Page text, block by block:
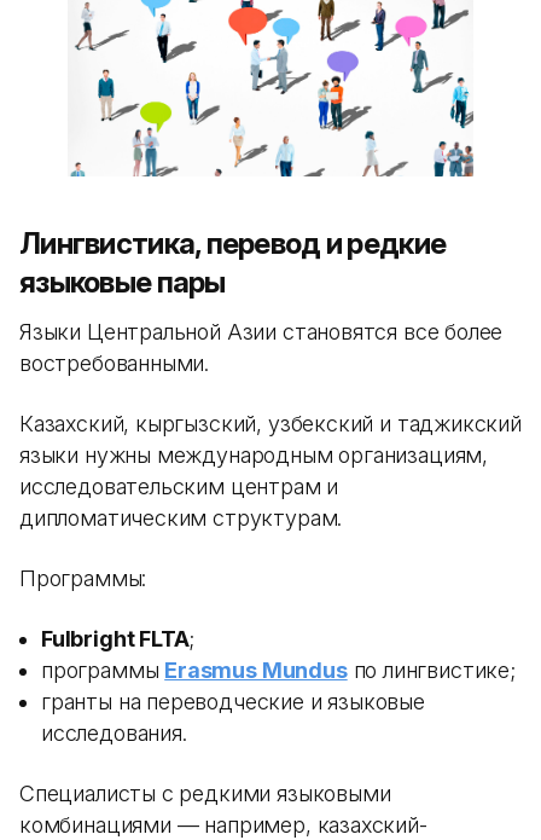
Лингвистика, перевод и редкие
языковые пары
Языки Центральной Азии становятся все более
востребованными.
Казахский, кыргызский, узбекский и таджикский
языки нужны международным организациям,
исследовательским центрам и
дипломатическим структурам.
Программы:
Fulbright FLTA;
программы Erasmus Mundusпо лингвистике;
гранты на переводческие и языковые
исследования.
Специалисты с редкими языковыми
комбинациями — например, казахский-